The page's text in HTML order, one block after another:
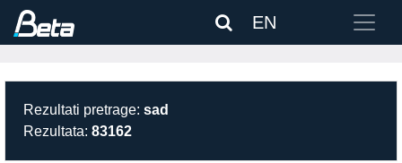
EN
Rezultati pretrage: sad
Rezultata: 83162